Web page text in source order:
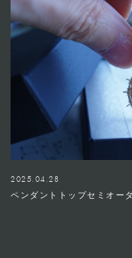
2025.04.28
ペンダントトップセミオー